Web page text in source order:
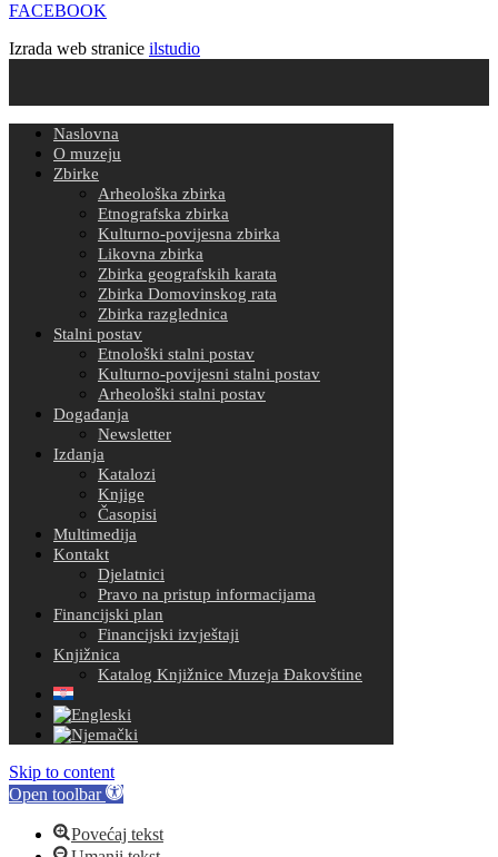
FACEBOOK
Izrada web stranice ilstudio
Naslovna
O muzeju
Zbirke
Arheološka zbirka
Etnografska zbirka
Kulturno-povijesna zbirka
Likovna zbirka
Zbirka geografskih karata
Zbirka Domovinskog rata
Zbirka razglednica
Stalni postav
Etnološki stalni postav
Kulturno-povijesni stalni postav
Arheološki stalni postav
Događanja
Newsletter
Izdanja
Katalozi
Knjige
Časopisi
Multimedija
Kontakt
Djelatnici
Pravo na pristup informacijama
Financijski plan
Financijski izvještaji
Knjižnica
Katalog Knjižnice Muzeja Đakovštine
Skip to content
Open toolbar
Povećaj tekst